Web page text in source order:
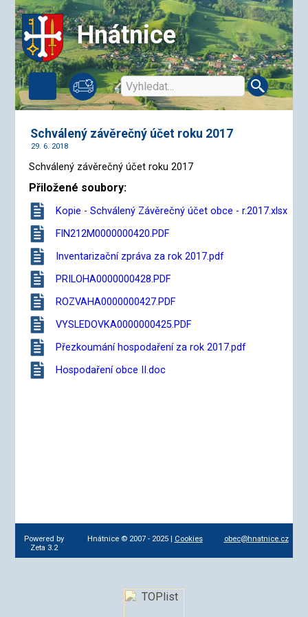
Hnátnice
Schválený závěrečný účet roku 2017
29. 6. 2018
Schválený závěrečný účet roku 2017
Přiložené soubory:
Kopie - Schválený Závěrečný účet obce - r.2017.xlsx
FIN212M0000000420.PDF
Inventarizační zpráva za rok 2017.pdf
PRILOHA0000000428.PDF
ROZVAHA0000000427.PDF
VYSLEDOVKA0000000425.PDF
Přezkoumání hospodaření za rok 2017.pdf
Hospodaření obce II.doc
Powered by
Zeta 3.2
Hnátnice © 2007 - 2025 | Cookies obec@hnatnice.cz